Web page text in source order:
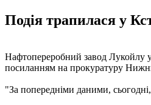
Подія трапилася у
Нафтопереробний завод Лукойлу у
посиланням на прокуратуру
"За попередніми даними,